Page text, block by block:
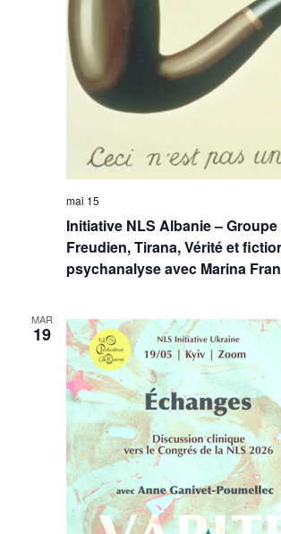
Initiative NLS Albanie –
Freudien, Tirana, Vérité et
psychanalyse avec Marina
mai 15
MAR
19